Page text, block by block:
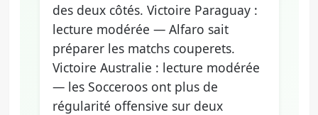
des deux côtés. Victoire Paraguay :
lecture modérée — Alfaro sait
préparer les matchs couperets.
Victoire Australie : lecture modérée
— les Socceroos ont plus de
régularité offensive sur deux